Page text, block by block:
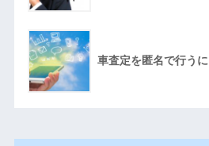
車査定を匿名で行うに